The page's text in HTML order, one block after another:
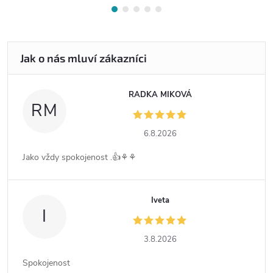
RM
RADKA MIKOVÁ
6.8.2026
Jako vždy spokojenost .👍⚘️⚘️
I
Iveta
3.8.2026
Spokojenost